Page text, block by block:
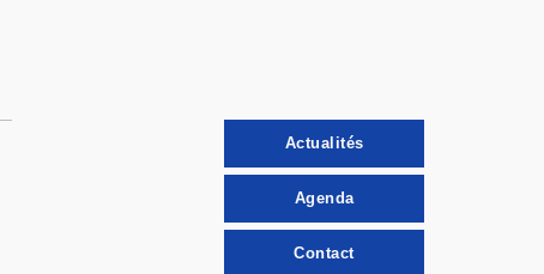
Actualités
Agenda
Contact